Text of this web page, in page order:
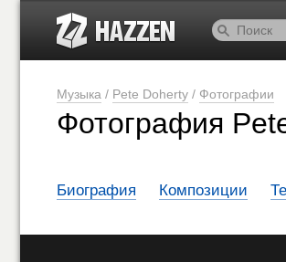
Музыка / Pete Doherty / Фотографии
Фотография
Биография Композиции